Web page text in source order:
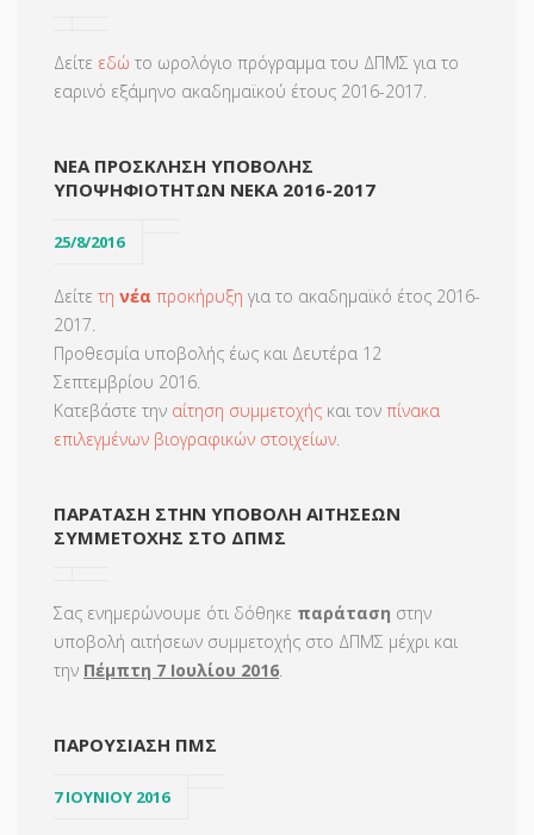
Δείτε εδώ το ωρολόγιο πρόγραμμα του ΔΠΜΣ για το
εαρινό εξάμηνο ακαδημαϊκού έτους 2016-2017.
ΝΕΑ ΠΡΟΣΚΛΗΣΗ ΥΠΟΒΟΛΗΣ
ΥΠΟΨΗΦΙΟΤΗΤΩΝ ΝΕΚΑ 2016-2017
25/8/2016
Δείτε τη νέα προκήρυξη για το ακαδημαϊκό έτος 2016-
2017.
Προθεσμία υποβολής έως και Δευτέρα 12
Σεπτεμβρίου 2016.
Κατεβάστε την αίτηση συμμετοχής και τον πίνακα
επιλεγμένων βιογραφικών στοιχείων.
ΠΑΡΑΤΑΣΗ ΣΤΗΝ ΥΠΟΒΟΛΗ ΑΙΤΗΣΕΩΝ
ΣΥΜΜΕΤΟΧΗΣ ΣΤΟ ΔΠΜΣ
Σας ενημερώνουμε ότι δόθηκε παράταση στην
υποβολή αιτήσεων συμμετοχής στο ΔΠΜΣ μέχρι και
την Πέμπτη 7 Ιουλίου 2016.
ΠΑΡΟΥΣΊΑΣΗ ΠΜΣ
7 ΙΟΥΝΙΟΥ 2016